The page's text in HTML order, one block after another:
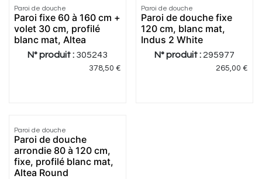
Paroi de douche
Paroi fixe 60 à 160 cm +
volet 30 cm, profilé
blanc mat, Altea
N° produit : 305243
378,50 €
Paroi de douche
Paroi de douche fixe
120 cm, blanc mat,
Indus 2 White
N° produit : 295977
265,00 €
Paroi de douche
Paroi de douche
arrondie 80 à 120 cm,
fixe, profilé blanc mat,
Altea Round